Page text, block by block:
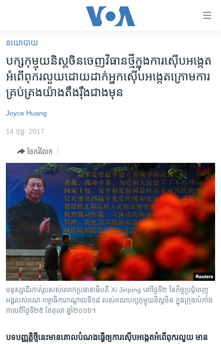
គេហទំព័រ​
ទាក់ទង
រំលង​
និង​
ចូល​
ទំព័រ​
ព័ត៌មាន​​
រំលង​
ទំព័រ​
រចនា
សម្ព័ន្ធ​
និង​
ចូល​
ទៅ​
កាន់​
ទំព័រ​
អន្តរជាតិ
អាមេរិក
ព្រឹត្តិការណ៍ព័ត៌មាន
ទូរទស្សន៍ / វីដេអូ​
វិទ្យុ / ផតខាសថ៍
កម្មវិធីទាំងអស់
Khmer English
បណ្តាញ​សង្គម
ភាសា
នយោបាយ
បក្ស​កុម្មុយនិស្ត​ចិន​ចេញ​វិធានថ្មី​ក្នុង​ការ​ស៊ើប​អង្កេត​
អំពើ​ពុករលួយ​ដោយ​ដាក់​អ្នក​ស៊ើប​អង្កេត​ក្រោម​ការ​
គ្រប់​គ្រង​យ៉ាង​តឹងរ៉ឹង​ជាង​មុន
Joyce Huang
14 កុម្ភៈ 2017
ចែករំលែក
មនុស្ស​ដើរ​កាត់​រូប​របស់​លោក​ប្រធានាធិបតី Xi Jinping នៅ​ថ្ងៃទី២ នៃ​កិច្ចប្រជុំ​ពេញ​
អង្គ​របស់​គណៈកម្មាធិការ​កណ្តាល​ទី១៨ របស់​គណបក្ស​កុម្មុយនិស្ត​ចិន ក្នុង​ក្រុង​ប៉េកាំង
កាលពី​ថ្ងៃទី២៥ ខែតុលា ឆ្នាំ២០១៦។
បទ​បញ្ញត្តិ​ថ្មី​នេះ​មាន​គោល​​បំណង​ធ្វើ​ឲ្យ​​​ការ​​ស៊ើប​អង្កេត​អំពើ​ពុករលួយ​ មាន​